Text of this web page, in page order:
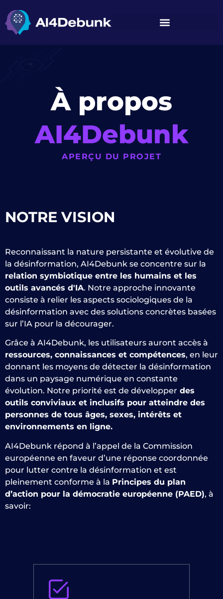
principal
À propos
AI4Debunk
APERÇU DU PROJET
NOTRE VISION
Reconnaissant la nature persistante et évolutive de
la désinformation, AI4Debunk se concentre sur la
relation symbiotique entre les humains et les
outils avancés d'IA. Notre approche innovante
consiste à relier les aspects sociologiques de la
désinformation avec des solutions concrètes basées
sur l’IA pour la décourager.
Grâce à AI4Debunk, les utilisateurs auront accès à
ressources, connaissances et compétences, en leur
donnant les moyens de détecter la désinformation
dans un paysage numérique en constante
évolution. Notre priorité est de développer des
outils conviviaux et inclusifs pour atteindre des
personnes de tous âges, sexes, intérêts et
environnements en ligne.
AI4Debunk répond à l’appel de la Commission
européenne en faveur d’une réponse coordonnée
pour lutter contre la désinformation et est
pleinement conforme à la Principes du plan
d’action pour la démocratie européenne (PAED), à
savoir: